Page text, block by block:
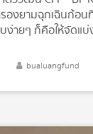
รองยามฉุกเฉินก้อ
ายๆ ก็คือให้จัดแบ่ง
งินเตรียมเรียนต่
น หรือกองทุนหุ้น เ
หุ้นในระดับที่พอเห
bualuangfund